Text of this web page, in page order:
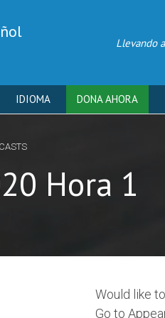
Llevando
IDIOMA DONA AHORA
Hora 1
Would like
Go to